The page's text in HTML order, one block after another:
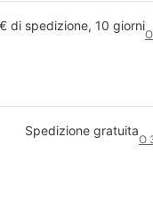
di spedizione, 10 giorni
Spedizione gratuita
O